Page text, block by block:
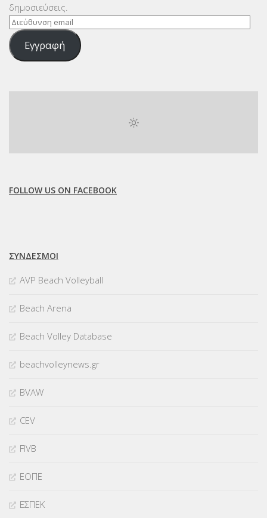
δημοσιεύσεις.
Διεύθυνση
email
Εγγραφή
FOLLOW US ON FACEBOOK
ΣΥΝΔΈΣΜΟΙ
AVP Beach Volleyball
Beach Arena
Beach Volley Database
beachvolleynews.gr
BVAW
CEV
FIVB
ΕΟΠΕ
ΕΣΠΕΚ